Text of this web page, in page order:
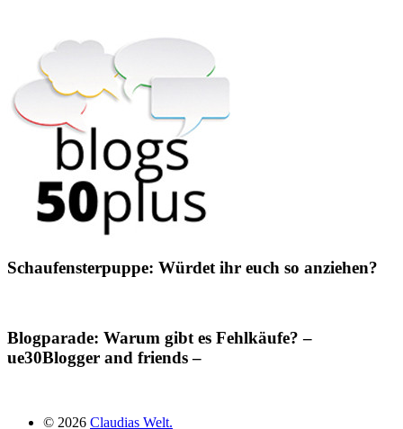
Schaufensterpuppe: Würdet ihr euch so anziehen?
Blogparade: Warum gibt es Fehlkäufe? –
ue30Blogger and friends –
© 2026 Claudias Welt.